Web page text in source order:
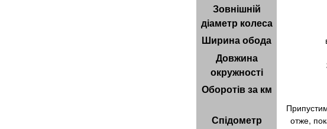
Зовнішній
діаметр колеса
Ширина обода
Довжина
окружності
Оборотів за км
Спідометр
отже,